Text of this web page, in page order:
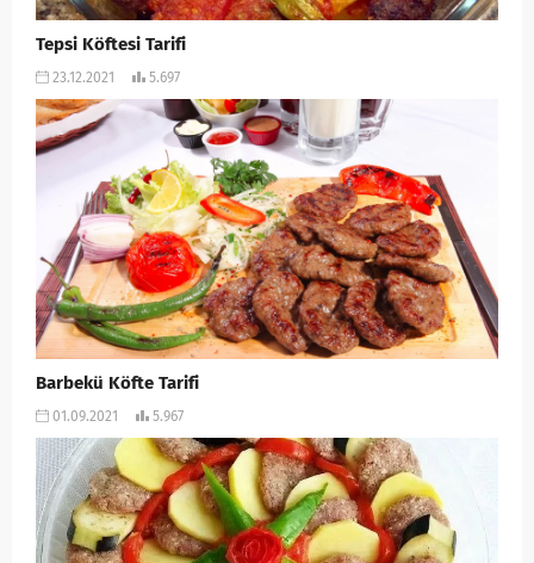
Tepsi Köftesi Tarifi
23.12.2021 5.697
Barbekü Köfte Tarifi
01.09.2021 5.967